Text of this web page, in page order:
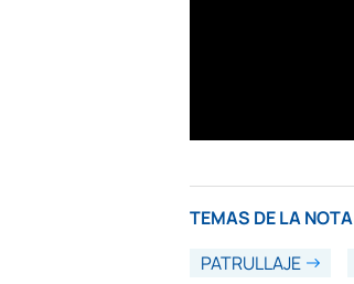
TEMAS DE LA NOTA
PATRULLAJE